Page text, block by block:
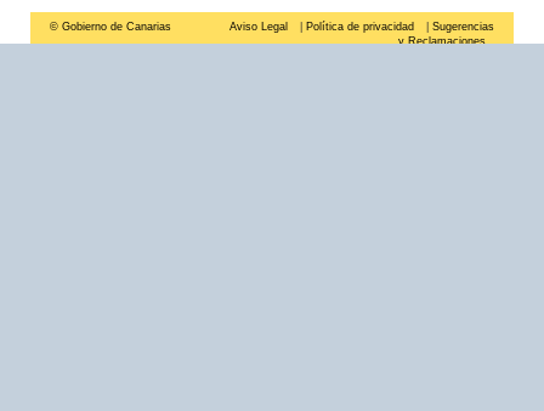
© Gobierno de Canarias Aviso Legal Política de privacidad
Sugerencias
y Reclamaciones